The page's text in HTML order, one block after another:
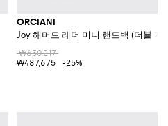
ORCIANI
Joy 해머드 레더 미니 핸드백 (더블 지
₩650,217
₩487,675
-25%